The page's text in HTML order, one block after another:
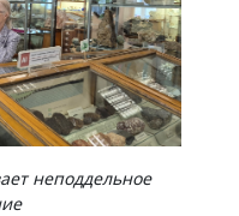
неподдельное